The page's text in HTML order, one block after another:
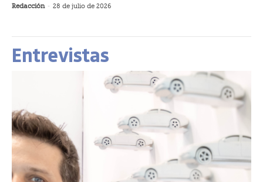
Redacción - 28 de julio de 2026
Entrevistas